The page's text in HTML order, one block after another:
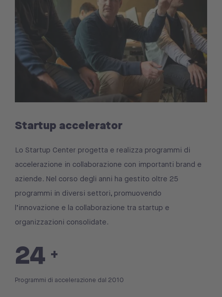
Startup accelerator
Lo Startup Center progetta e realizza programmi di
accelerazione in collaborazione con importanti brand e
aziende. Nel corso degli anni ha gestito oltre 25
programmi in diversi settori, promuovendo
l’innovazione e la collaborazione tra startup e
organizzazioni consolidate.
25 +
Programmi di accelerazione dal 2010